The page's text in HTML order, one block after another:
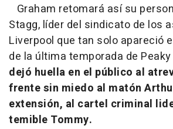
Graham retomará así su
Stagg, líder del sindicato de los
Liverpool que tan solo apareció
de la última temporada de
dejó huella en el público al
frente sin miedo al matón
extensión, al cartel criminal
temible Tommy.